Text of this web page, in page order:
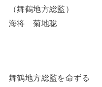
（舞鶴地方総監）
海将 菊地聡
舞鶴地方総監を命ずる